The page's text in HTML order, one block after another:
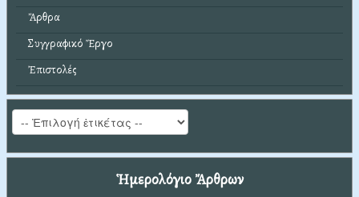
Ἄρθρα
Συγγραφικό Ἔργο
Ἐπιστολές
Ἡμερολόγιο Ἄρθρων